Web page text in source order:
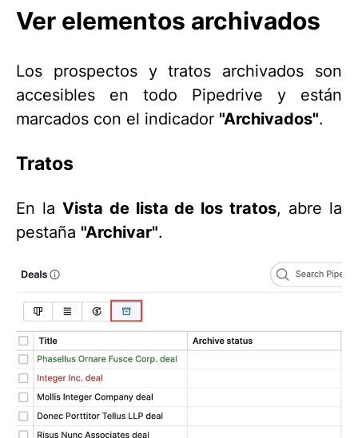
Ver elementos archivados
Los prospectos y tratos archivados son
accesibles en todo Pipedrive y están
marcados con el indicador "Archivados".
Tratos
En la Vista de lista de los tratos, abre la
pestaña "Archivar".